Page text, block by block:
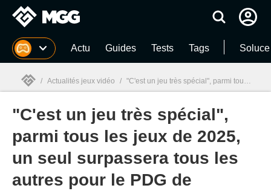
MGG Actu Guides Tests Tags
MGG
/ Actualités jeux vidéo / "C'est un jeu très spécial", parmi tous les jeux de 2025, un seul surpassera tous les autres pour le PDG de Playstation
"C'est un jeu très spécial",
parmi tous les jeux de 2025,
un seul surpassera tous les
autres pour le PDG de